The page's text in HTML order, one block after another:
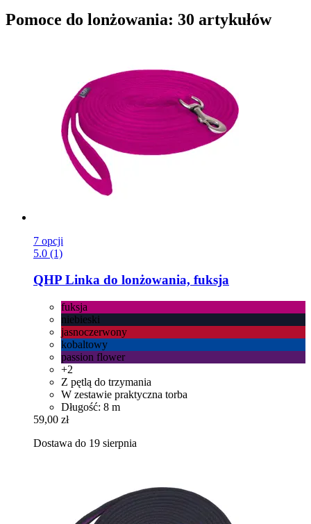
Pomoce do lonżowania: 30 artykułów
7 opcji
5.0 (1)
QHP Linka do lonżowania, fuksja
fuksja
niebieski
jasnoczerwony
kobaltowy
passion flower
+2
Z pętlą do trzymania
W zestawie praktyczna torba
Długość: 8 m
59,00 zł
Dostawa do 19 sierpnia